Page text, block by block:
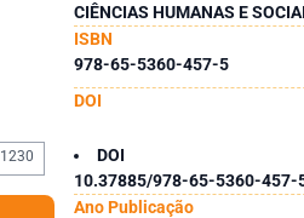
1230
CIÊNCIAS HUMANAS E
ISBN
978-65-5360-457-5
DOI
DOI
10.37885/978-65-5360-457-
Ano Publicação